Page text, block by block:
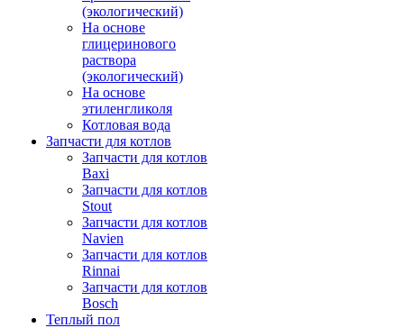
(экологический)
На основе
глицеринового
раствора
(экологический)
На основе
этиленгликоля
Котловая вода
Запчасти для котлов
Запчасти для котлов
Baxi
Запчасти для котлов
Stout
Запчасти для котлов
Navien
Запчасти для котлов
Rinnai
Запчасти для котлов
Bosch
Теплый пол